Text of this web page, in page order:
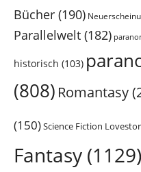
Bücher (190)
Parallelwelt (182)
historisch (103)
(808) Romantasy
(150)Science Fiction
Fantasy (1129)